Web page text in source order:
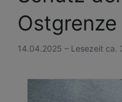
Ostgrenze
14.04.2025 – Lesezeit ca.